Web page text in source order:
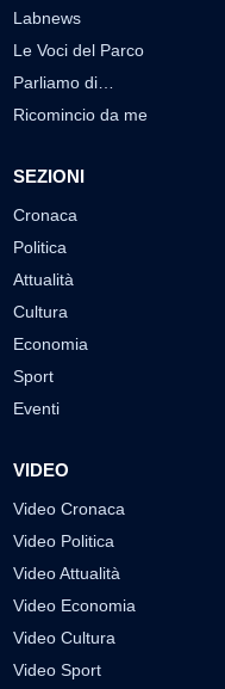
Labnews
Le Voci del Parco
Parliamo di…
Ricomincio da me
SEZIONI
Cronaca
Politica
Attualità
Cultura
Economia
Sport
Eventi
VIDEO
Video Cronaca
Video Politica
Video Attualità
Video Economia
Video Cultura
Video Sport